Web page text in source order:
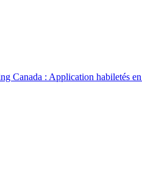
Canada : Application habiletés